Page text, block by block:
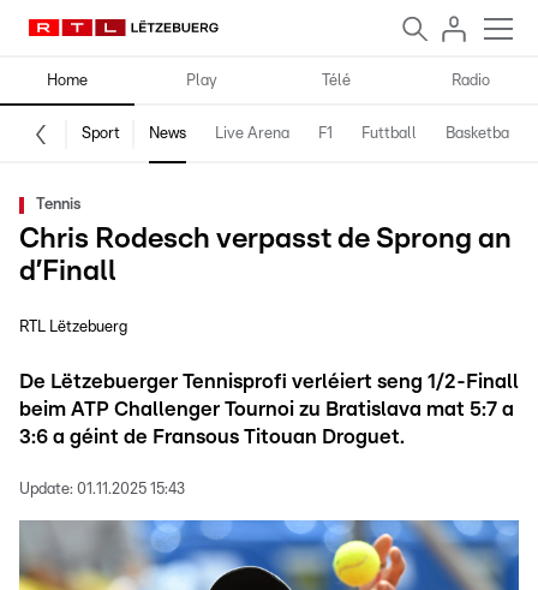
Home Play Télé Radio
Sport News Live Arena F1 Futtball Basketball
Tennis
Chris Rodesch verpasst de Sprong an
d’Finall
RTL Lëtzebuerg
De Lëtzebuerger Tennisprofi verléiert seng 1/2-Finall
beim ATP Challenger Tournoi zu Bratislava mat 5:7 a
3:6 a géint de Fransous Titouan Droguet.
Update: 01.11.2025 15:43